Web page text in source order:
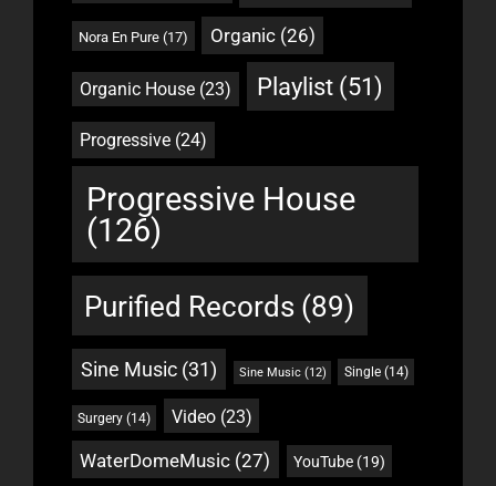
Nora En Pure(17) Organic(26)
Organic House(23) Playlist (51)
Progressive (24)
Progressive House
(126)
Purified Records (89)
Sine Music(31) Sine Music(12) Single(14)
Surgery (14) Video(23)
WaterDomeMusic (27) YouTube (19)